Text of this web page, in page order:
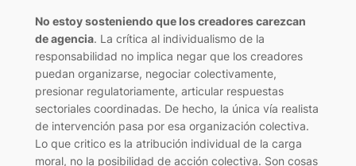
No estoy sosteniendo que los creadores carezcan
de agencia. La crítica al individualismo de la
responsabilidad no implica negar que los creadores
puedan organizarse, negociar colectivamente,
presionar regulatoriamente, articular respuestas
sectoriales coordinadas. De hecho, la única vía realista
de intervención pasa por esa organización colectiva.
Lo que critico es la atribución individual de la carga
moral, no la posibilidad de acción colectiva. Son cosas